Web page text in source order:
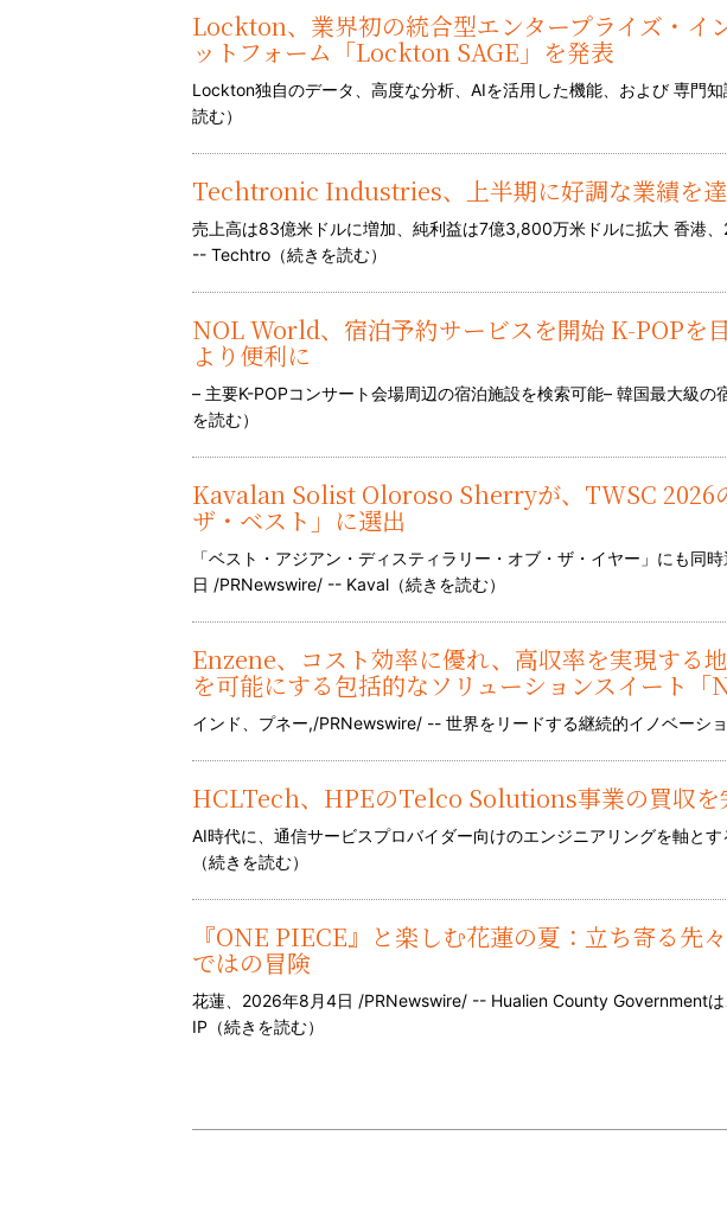
Lockton、業界初の統合型エンタープライズ・イ
ットフォーム「Lockton SAGE」を発表
Lockton独自のデータ、高度な分析、AIを活用した機能、および 専門
読む）
Techtronic Industries、上半期に好調な業績を
売上高は83億米ドルに増加、純利益は7億3,800万米ドルに拡大 香港
-- Techtro（続きを読む）
NOL World、宿泊予約サービスを開始 K-POPを
より便利に
– 主要K-POPコンサート会場周辺の宿泊施設を検索可能– 韓国最大級の
を読む）
Kavalan Solist Oloroso Sherryが、TWSC 2026
ザ・ベスト」に選出
「ベスト・アジアン・ディスティラリー・オブ・ザ・イヤー」にも同
日 /PRNewswire/ -- Kaval（続きを読む）
Enzene、コスト効率に優れ、高収率を実現する
を可能にする包括的なソリューションスイート
インド、プネー,/PRNewswire/ -- 世界をリードする継続的イノベーシ
HCLTech、HPEのTelco Solutions事業の買収を
AI時代に、通信サービスプロバイダー向けのエンジニアリングを軸と
（続きを読む）
『ONE PIECE』と楽しむ花蓮の夏：立ち寄る先
ではの冒険
花蓮、2026年8月4日 /PRNewswire/ -- Hualien County Governmentは
IP（続きを読む）